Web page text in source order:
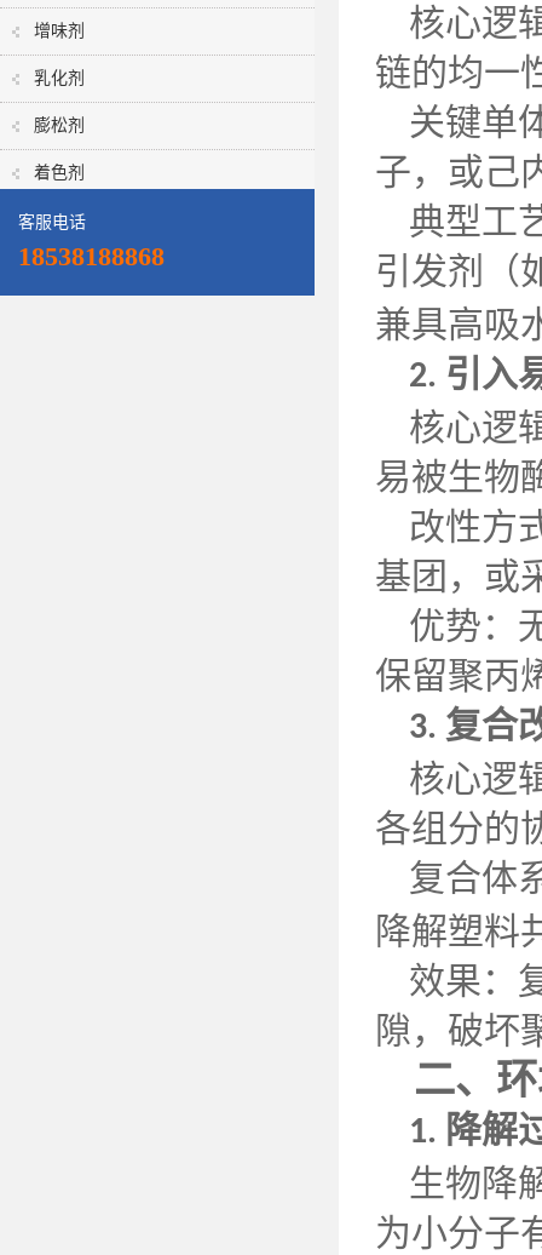
增味剂
乳化剂
膨松剂
着色剂
客服电话
18538188868
核心逻
链的均一
关键单
子，或己
典型工
引发剂（
兼具高吸
2. 引入
核心逻
易被生物
改性方
基团，或
优势：
保留聚丙
3. 复合
核心逻
各组分的
复合体
降解塑料
效果：
隙，破坏
二、
1. 降解
生物降
为小分子